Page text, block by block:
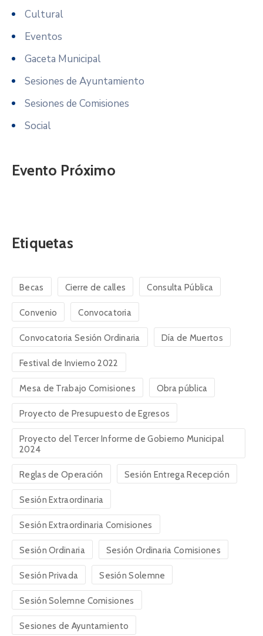
Cultural
Eventos
Gaceta Municipal
Sesiones de Ayuntamiento
Sesiones de Comisiones
Social
Evento Próximo
Etiquetas
Becas Cierre de calles Consulta Pública
Convenio Convocatoria
Convocatoria Sesión Ordinaria Día de Muertos
Festival de Invierno 2022
Mesa de Trabajo Comisiones Obra pública
Proyecto de Presupuesto de Egresos
Proyecto del Tercer Informe de Gobierno Municipal
2024
Reglas de Operación Sesión Entrega Recepción
Sesión Extraordinaria
Sesión Extraordinaria Comisiones
Sesión Ordinaria Sesión Ordinaria Comisiones
Sesión Privada Sesión Solemne
Sesión Solemne Comisiones
Sesiones de Ayuntamiento